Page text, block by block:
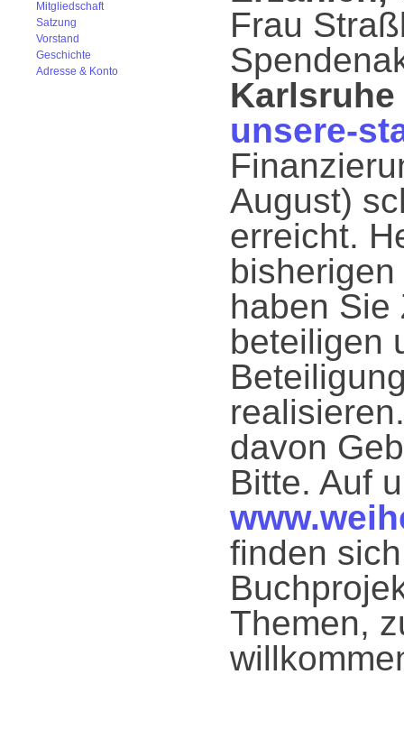
Mitgliedschaft
Satzung
Vorstand
Geschichte
Adresse & Konto
Frau
unsere-
August)
erreicht.
haben Sie
beteiligen
davon
Bitte. Auf
finden
Themen,